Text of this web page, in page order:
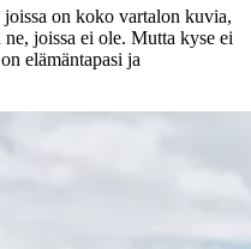
on koko vartalon kuvia,
joissa ei ole. Mutta kyse ei
elämäntapasi ja